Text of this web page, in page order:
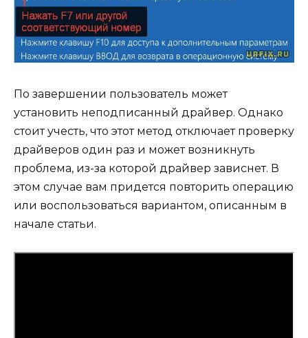
По завершении пользователь может
установить неподписанный драйвер. Однако
стоит учесть, что этот метод отключает проверку
драйверов один раз и может возникнуть
проблема, из-за которой драйвер зависнет. В
этом случае вам придется повторить операцию
или воспользоваться вариантом, описанным в
начале статьи.